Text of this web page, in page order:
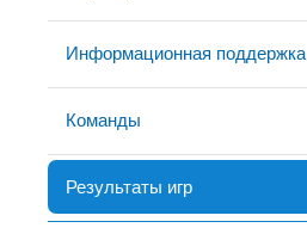
Информационная поддержка
Команды
Результаты игр